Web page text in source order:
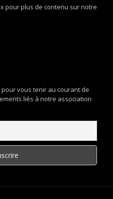
pour plus de contenu sur notre
vous tenir au courant de
liés à notre association